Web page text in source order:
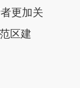
更加关
区建